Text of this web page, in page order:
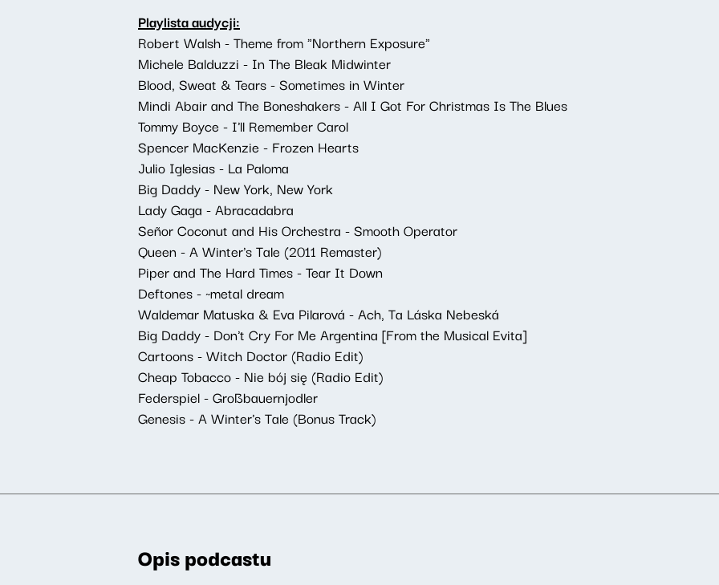
Playlista audycji:
Robert Walsh - Theme from "Northern Exposure"
Michele Balduzzi - In The Bleak Midwinter
Blood, Sweat & Tears - Sometimes in Winter
Mindi Abair and The Boneshakers - All I Got For Christmas Is The Blues
Tommy Boyce - I'll Remember Carol
Spencer MacKenzie - Frozen Hearts
Julio Iglesias - La Paloma
Big Daddy - New York, New York
Lady Gaga - Abracadabra
Señor Coconut and His Orchestra - Smooth Operator
Queen - A Winter's Tale (2011 Remaster)
Piper and The Hard Times - Tear It Down
Deftones - ~metal dream
Waldemar Matuska & Eva Pilarová - Ach, Ta Láska Nebeská
Big Daddy - Don't Cry For Me Argentina [From the Musical Evita]
Cartoons - Witch Doctor (Radio Edit)
Cheap Tobacco - Nie bój się (Radio Edit)
Federspiel - Großbauernjodler
Genesis - A Winter's Tale (Bonus Track)
Opis podcastu